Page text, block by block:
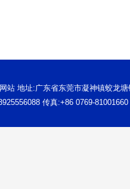
站 地址:广东省东莞市凝神镇蛟龙
传真:+86 0769-81001660